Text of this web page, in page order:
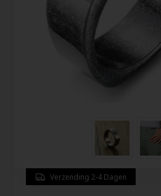
Verzending 2-4 Dagen